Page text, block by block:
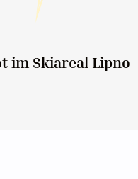
im Skiareal Lipno